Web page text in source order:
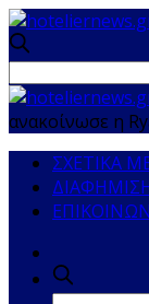
ανακοίνωσε η
ΣΧΕΤΙΚΑ